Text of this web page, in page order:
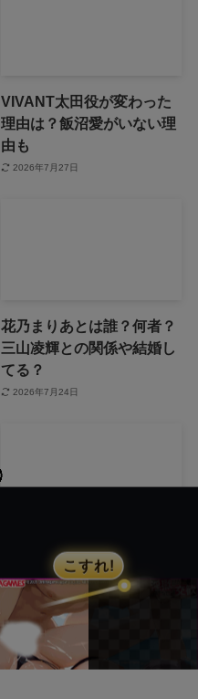
VIVANT太田役が変わった
理由は？飯沼愛がいない理
由も
2026年7月27日
花乃まりあとは誰？何者？
三山凌輝との関係や結婚し
てる？
2026年7月24日
ジャンプ33号だけ売り切れ
はなぜ？ワンピースカード
が影響を与えていた？
2026年7月13日